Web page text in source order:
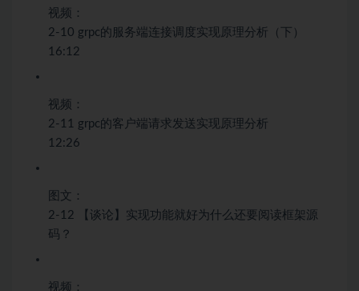
视频：
2-10 grpc的服务端连接调度实现原理分析（下）
16:12
视频：
2-11 grpc的客户端请求发送实现原理分析
12:26
图文：
2-12 【谈论】实现功能就好为什么还要阅读框架源
码？
视频：